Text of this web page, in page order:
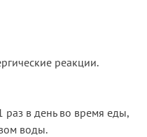
реакции.
раз в день во время еды,
воды.